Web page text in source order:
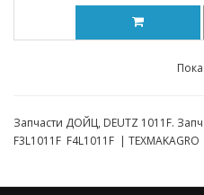
Запчасти ДОЙЦ, DEUTZ 1011F.
F3L1011F F4L1011F | TEXMAKAGRO